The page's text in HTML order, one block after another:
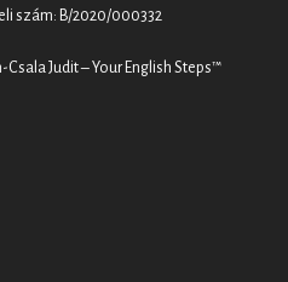
szám: B/2020/000332
Judit – Your English Steps™